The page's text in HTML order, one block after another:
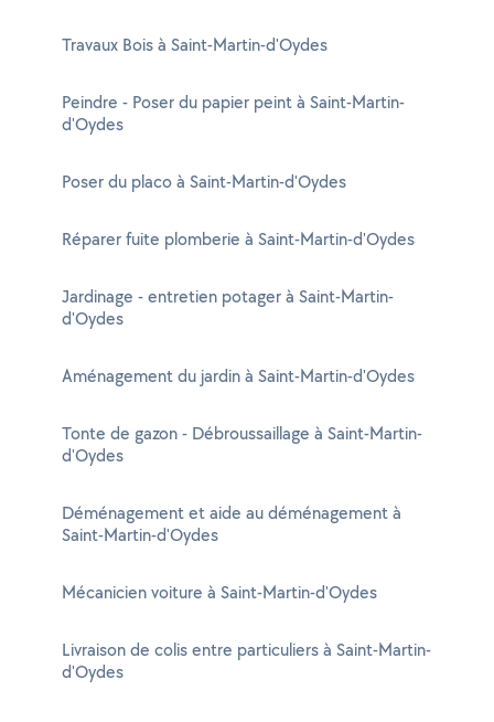
Travaux Bois à Saint-Martin-d'Oydes
Peindre - Poser du papier peint à Saint-Martin-
d'Oydes
Poser du placo à Saint-Martin-d'Oydes
Réparer fuite plomberie à Saint-Martin-d'Oydes
Jardinage - entretien potager à Saint-Martin-
d'Oydes
Aménagement du jardin à Saint-Martin-d'Oydes
Tonte de gazon - Débroussaillage à Saint-Martin-
d'Oydes
Déménagement et aide au déménagement à
Saint-Martin-d'Oydes
Mécanicien voiture à Saint-Martin-d'Oydes
Livraison de colis entre particuliers à Saint-Martin-
d'Oydes